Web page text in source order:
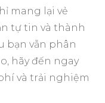
mang lại vẻ
tự tin và thành
bạn vẫn phân
hãy đến ngay
và trải nghiệm